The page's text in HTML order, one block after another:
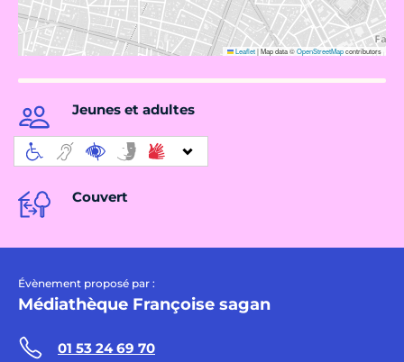
Leaflet|Map data ©OpenStreetMapcontributors
Jeunes et adultes
Couvert
Évènement proposé par :
Médiathèque Françoise sagan
01 53 24 69 70